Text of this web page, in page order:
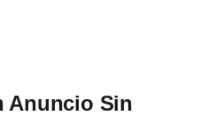
Anuncio Sin